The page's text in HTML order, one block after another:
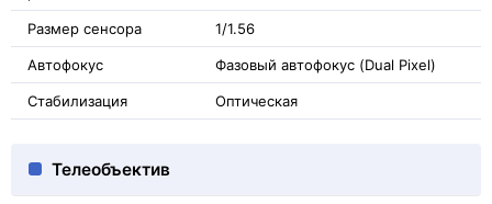
Размер сенсора 1/1.56
Автофокус Фазовый автофокус (Dual Pixel)
Стабилизация Оптическая
Телеобъектив